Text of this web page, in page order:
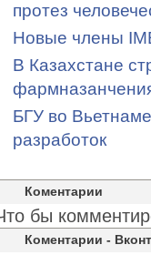
протез
Новые члены
В Казахстане
БГУ во
разработок
Коментарии
бы
Коментарии -